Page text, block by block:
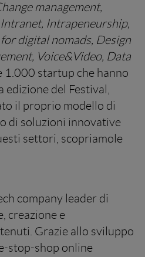
management,
Intrapeneurship,
digital nomads, Design
Voice&Video, Data
1.000 startup che hanno
del Festival,
il proprio modello di
di soluzioni innovative
settori, scopriamole
company leader di
creazione e
Grazie allo sviluppo
stop-shop online